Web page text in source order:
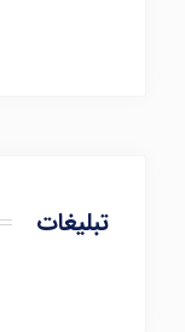
تبلیغات